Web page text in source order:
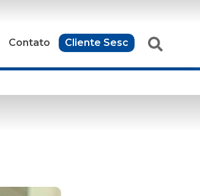
Contato Cliente Sesc